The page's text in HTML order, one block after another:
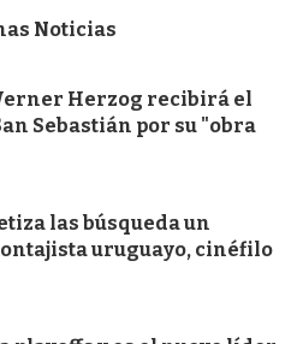
Noticias
Herzog recibirá el
Sebastián por su "obra
las búsqueda un
uruguayo, cinéfilo